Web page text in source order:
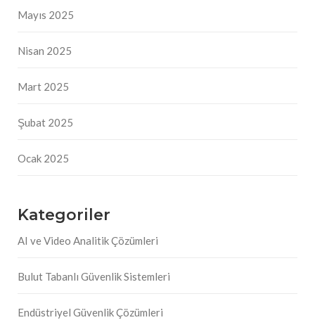
Mayıs 2025
Nisan 2025
Mart 2025
Şubat 2025
Ocak 2025
Kategoriler
AI ve Video Analitik Çözümleri
Bulut Tabanlı Güvenlik Sistemleri
Endüstriyel Güvenlik Çözümleri